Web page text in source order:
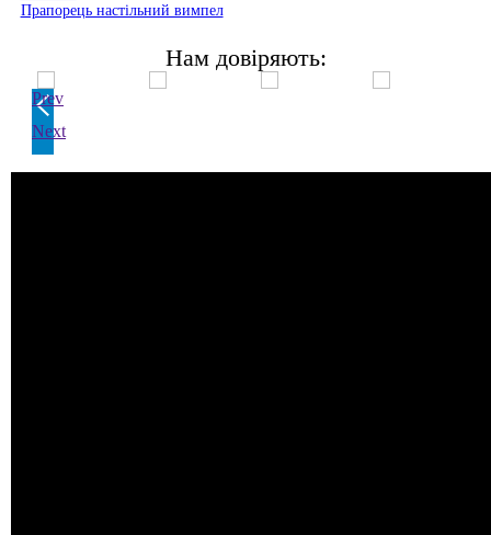
Прапорець настільний вимпел
Нам довіряють:
Prev
Next